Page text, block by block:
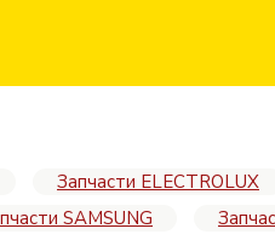
Запчасти ELECTROLUX
SAMSUNG